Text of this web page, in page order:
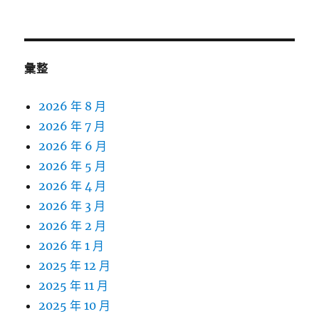
彙整
2026 年 8 月
2026 年 7 月
2026 年 6 月
2026 年 5 月
2026 年 4 月
2026 年 3 月
2026 年 2 月
2026 年 1 月
2025 年 12 月
2025 年 11 月
2025 年 10 月